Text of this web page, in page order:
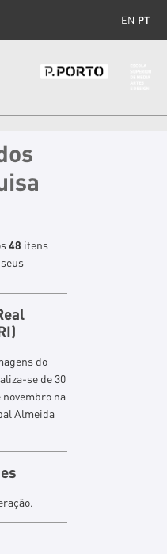
EN PT
48 itens
do
se de 30
novembro na
Almeida